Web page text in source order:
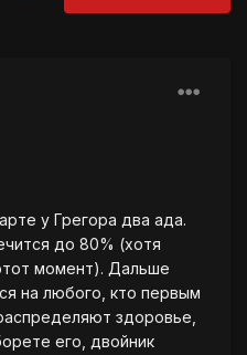
у Грегора два ада.
до 80% (хотя
момент). Дальше
на любого, кто первым
здоровье,
его, двойник